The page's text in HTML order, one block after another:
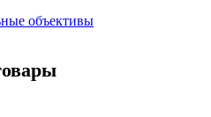
объективы